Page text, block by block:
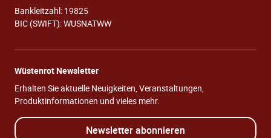
Bankleitzahl: 19825
BIC (SWIFT): WUSNATWW
Wüstenrot Newsletter
Erhalten Sie aktuelle Neuigkeiten, Veranstaltungen,
Produktinformationen und vieles mehr.
Newsletter abonnieren